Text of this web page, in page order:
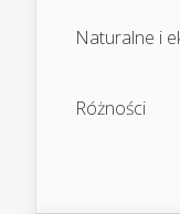
Naturalne i
Różności